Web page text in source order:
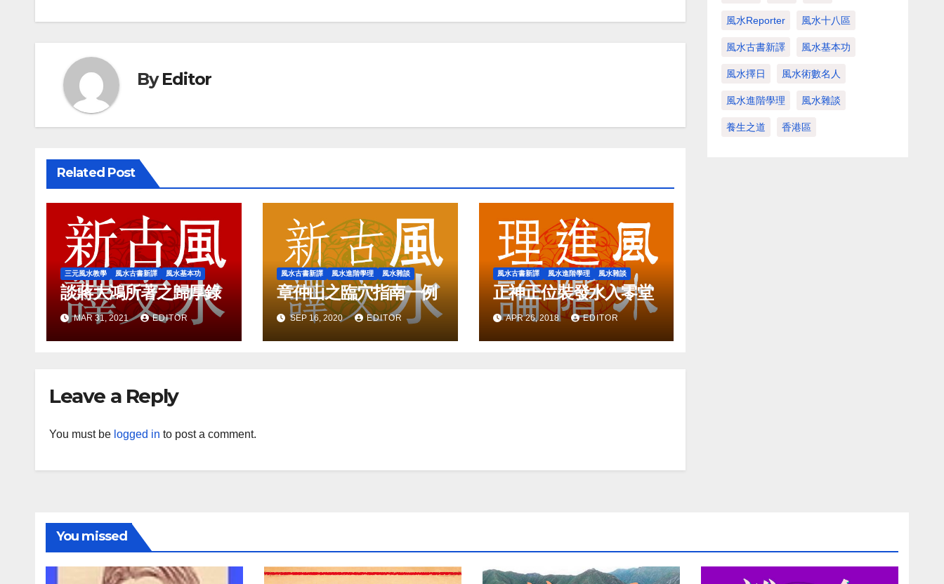
ByEditor
Related Post
三元風水教學 風水古書新譯 風水基本功
談蔣大鴻所著之歸厚錄
MAR 31, 2021 EDITOR
風水古書新譯 風水進階學理 風水雜談
章仲山之臨穴指南一例
SEP 16, 2020 EDITOR
風水古書新譯 風水進階學理 風水雜談
正神正位裝發水入零堂
APR 26, 2018 EDITOR
Leave a Reply
You must be logged in to post a comment.
風水Reporter 風水十八區
風水古書新譯 風水基本功
風水擇日 風水術數名人
風水進階學理 風水雜談
養生之道 香港區
You missed